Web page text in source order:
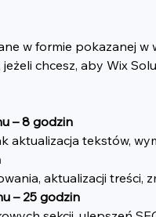
w formie pokazanej
chcesz, aby Wix
– 8 godzin
aktualizacja tekstów,
aktualizacji treści,
– 25 godzin